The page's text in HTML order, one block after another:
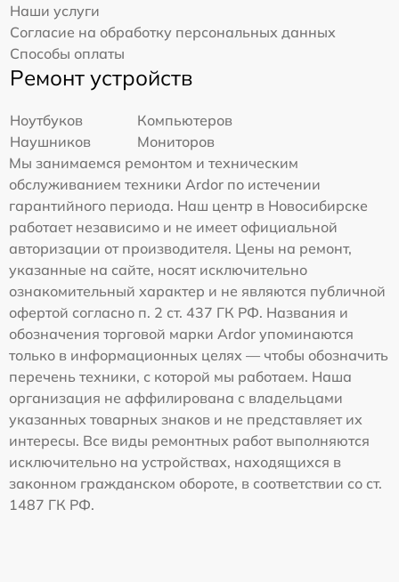
Наши услуги
Согласие на обработку персональных данных
Способы оплаты
Ремонт устройств
Ноутбуков
Компьютеров
Наушников
Мониторов
Мы занимаемся ремонтом и техническим
обслуживанием техники Ardor по истечении
гарантийного периода. Наш центр в Новосибирске
работает независимо и не имеет официальной
авторизации от производителя. Цены на ремонт,
указанные на сайте, носят исключительно
ознакомительный характер и не являются публичной
офертой согласно п. 2 ст. 437 ГК РФ. Названия и
обозначения торговой марки Ardor упоминаются
только в информационных целях — чтобы обозначить
перечень техники, с которой мы работаем. Наша
организация не аффилирована с владельцами
указанных товарных знаков и не представляет их
интересы. Все виды ремонтных работ выполняются
исключительно на устройствах, находящихся в
законном гражданском обороте, в соответствии со ст.
1487 ГК РФ.